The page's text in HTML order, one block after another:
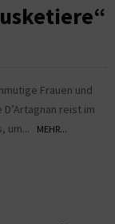
Frauen und
reist im
um...
MEHR...